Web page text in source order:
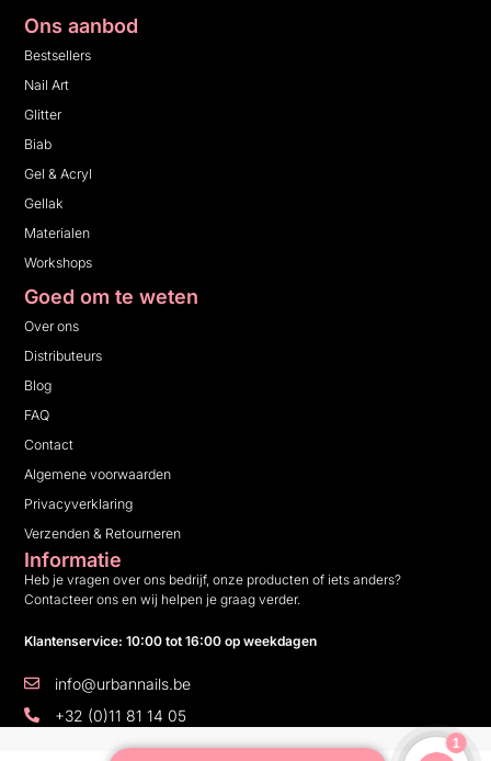
Ons aanbod
Bestsellers
Nail Art
Glitter
Biab
Gel & Acryl
Gellak
Materialen
Workshops
Goed om te weten
Over ons
Distributeurs
Blog
FAQ
Contact
Algemene voorwaarden
Privacyverklaring
Verzenden & Retourneren
Informatie
Heb je vragen over ons bedrijf, onze producten of iets anders?
Contacteer ons en wij helpen je graag verder.
Klantenservice: 10:00 tot 16:00 op weekdagen
info@urbannails.be
+32 (0)11 81 14 05